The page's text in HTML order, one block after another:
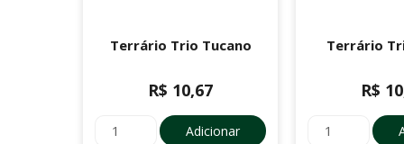
Terrário Trio Tucano
R$ 10,67
Adicionar
Terrário
R$